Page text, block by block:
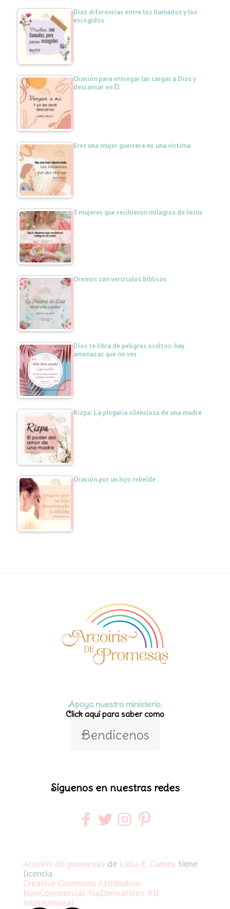
Diez diferencias entre los llamados y los
escogidos
Oración para entregar las cargas a Dios y
descansar en Él
Eres una mujer guerrera no una víctima
5 mujeres que recibieron milagros de Jesús
Oremos con versículos bíblicos
Dios te libra de peligros ocultos: hay
amenazas que no ves
Rizpa: La plegaria silenciosa de una madre
Oración por un hijo rebelde
Apoya nuestro ministerio.
Click aquí para saber como
Bendícenos
Síguenos en nuestras redes
Arcoiris de promesas de Lidia E. Cames tiene
licencia
Creative Commons Attribution-
NonCommercial-NoDerivatives 4.0
International